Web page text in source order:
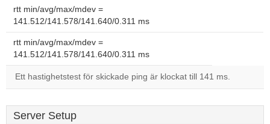
rtt min/avg/max/mdev =
141.512/141.578/141.640/0.311 ms
rtt min/avg/max/mdev =
141.512/141.578/141.640/0.311 ms
Ett hastighetstest för skickade ping är klockat till 141 ms.
Server Setup